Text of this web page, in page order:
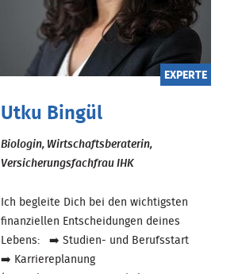
EXPERTE
Utku Bingül
Biologin, Wirtschaftsberaterin,
Versicherungsfachfrau IHK
Ich begleite Dich bei den wichtigsten
finanziellen Entscheidungen deines
Lebens: ➡️ Studien- und Berufsstart
➡️ Karriereplanung